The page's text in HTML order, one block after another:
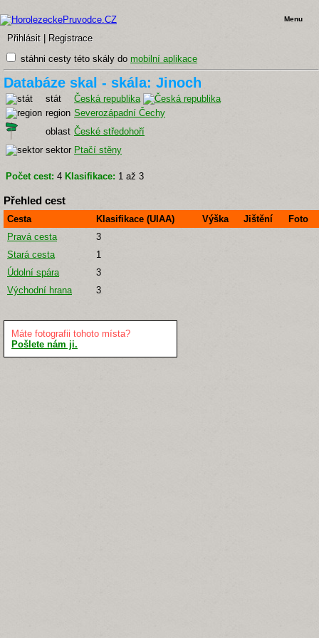
Přihlásit Registrace
Menu
stáhni cesty této skály do mobilní aplikace
Databáze skal - skála: Jinoch
stát
Česká republika
region Severozápadní Čechy
oblast České středohoří
sektor Ptačí stěny
Počet cest: 4 Klasifikace: 1 až 3
Přehled cest
Cesta Klasifikace (UIAA) Výška Jištění
Foto
Pravá cesta
3
Stará cesta
1
Údolní spára
3
Východní hrana
3
Máte fotografii tohoto místa?
Pošlete nám ji.